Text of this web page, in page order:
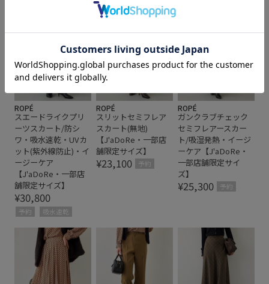
ROPÉ
スエードライクプリ
ーツスカート/防シ
ワ・吸水速乾・UVカ
ット(紫外線防止)・イ
ージーケア
【J'aDoRe・一部店
舗限定サイズ】
¥30,800
予約 吸水速乾
ROPÉ
スリットセミフレア
スカート(無地)
【J'aDoRe・一部店
舗限定サイズ】
¥23,100 予約
ROPÉ
ガンクラブチェック
セミフレアースカー
ト/吸湿発熱・イージ
ーケア【J'aDoRe・
一部店舗限定サイ
ズ】
¥25,300 予約